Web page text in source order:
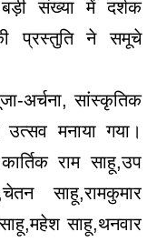
संख्या में दर्शक
प्रस्तुति ने समूचे
अर्चना, सांस्कृतिक
मनाया गया।
राम साहू,उप
साहू,रामकुमार
साहू,महेश साहू,थनवार